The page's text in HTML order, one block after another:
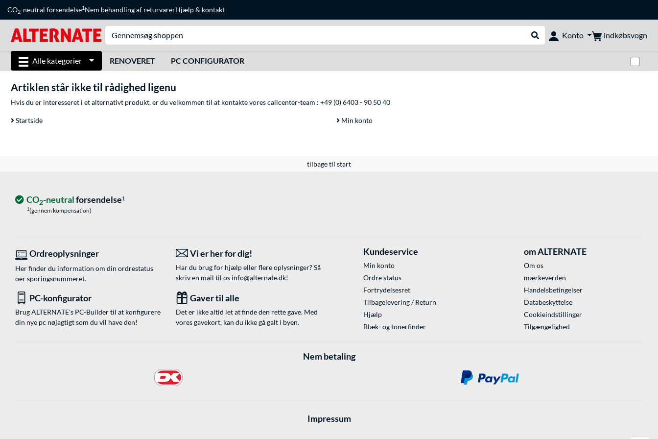
CO2-neutral forsendelse1Nem behandling af returvarerHjælp& kontakt
Udfør søgning
Konto indkøbsvogn
Alle kategorier RENOVERET PC CONFIGURATOR
Artiklen står ikke til rådighed ligenu
Hvis du er interesseret i et alternativt produkt, er du velkommen til at kontakte vores callcenter-team : +49 (0) 6403 - 90 50 40
Startside Min konto
tilbage til start
CO2-neutralforsendelse1
1(gennem kompensation)
Ordreoplysninger
Her finder du information om din ordrestatus
oer sporingsnummeret.
Vi er her for dig!
Har du brug for hjælp eller flere oplysninger? Så
skriv en mail til os info@alternate.dk!
PC-konfigurator
Brug ALTERNATE's PC-Builder til at konfigurere
din nye pc nøjagtigt som du vil have den!
Gaver til alle
Det er ikke altid let at finde den rette gave. Med
vores gavekort, kan du ikke gå galt i byen.
Kundeservice
Min konto
Ordre status
Fortrydelsesret
Tilbagelevering / Return
Hjælp
Blæk- og tonerfinder
om ALTERNATE
Om os
mærkeverden
Handelsbetingelser
Databeskyttelse
Cookieindstillinger
Tilgængelighed
Nem betaling
Impressum